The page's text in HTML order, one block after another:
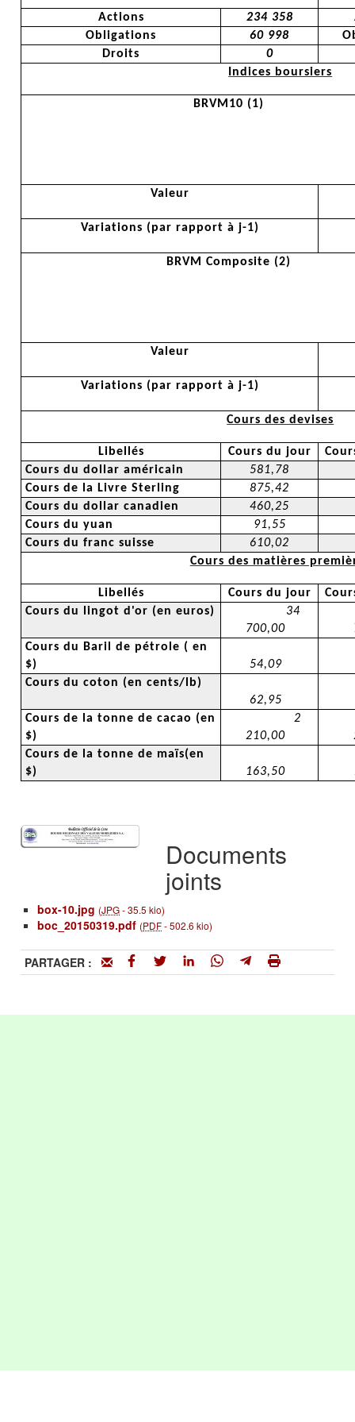
Actions 234 358
Obligations
60 998
Droits
0
Indices boursiers
BRVM10 (1)
Valeur
Variations (par rapport à j-1)
BRVM Composite (2)
Valeur
Variations (par rapport à j-1)
Cours des devises
Libellés Cours du jour
Cours du dollar américain
581,78
Cours de la Livre Sterling
875,42
Cours du dollar canadien
460,25
Cours du yuan
91,55
Cours du franc suisse
610,02
Cours des matières
Libellés Cours du jour
Cours du lingot d'or (en euros)
34
700,00
Cours du Baril de pétrole ( en
$)
54,09
Cours du coton (en cents/lb)
62,95
Cours de la tonne de cacao (en
$)
2
210,00
Cours de la tonne de maïs(en
$)
163,50
Documents
joints
box-10.jpg (JPG-35.5 kio)
boc_20150319.pdf (PDF-502.6 kio)
PARTAGER :